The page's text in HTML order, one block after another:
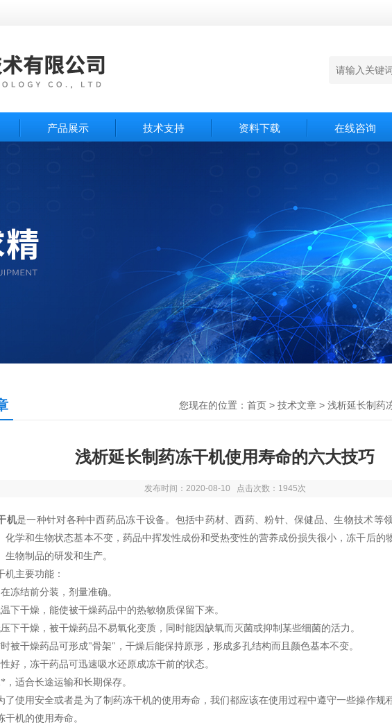
产品展示 技术支持 资料下载 在线咨询
您现在的位置： 首页 > 技术文章 > 浅析延长制药
浅析延长制药冻干机使用寿命的六大技巧
发布时间：2020-08-10 点击次数：1945次
机是一种针对各种中西药品冻干设备。包括中药材、西药、粉针、保健品、生物技术等
化学和生物状态基本不变，药品中挥发性成份和受热变性的营养成份损失很小，冻干后的
生物制品的研发和生产。
主要功能：
结前分装，剂量准确。
干燥，能使被干燥药品中的热敏物质保留下来。
干燥，被干燥药品不易氧化变质，同时能因缺氧而灭菌或抑制某些细菌的活力。
干燥药品可形成"骨架"，干燥后能保持原形，形成多孔结构而且颜色基本不变。
，冻干药品可迅速吸水还原成冻干前的状态。
适合长途运输和长期保存。
用安全或者是为了制药冻干机的使用寿命，我们都应该在使用过程中遵守一些操作规
干机的使用寿命。